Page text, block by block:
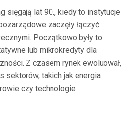
sięgają lat 90., kiedy to instytucje
zaczęły łączyć
Początkowo były to
lub mikrokredyty dla
Z czasem rynek ewoluował,
sektorów, takich jak energia
czy technologie